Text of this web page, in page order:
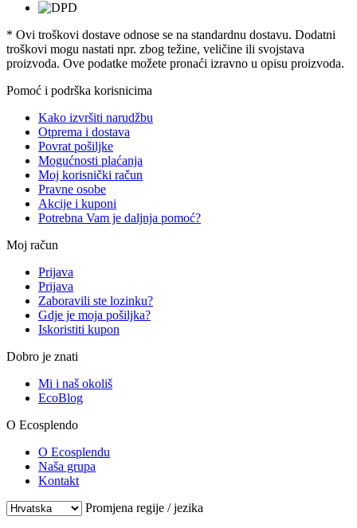
* Ovi troškovi dostave odnose se na standardnu ​​dostavu. Dodatni
troškovi mogu nastati npr. zbog težine, veličine ili svojstava
proizvoda. Ove podatke možete pronaći izravno u opisu proizvoda.
Pomoć i podrška korisnicima
Kako izvršiti narudžbu
Otprema i dostava
Povrat pošiljke
Mogućnosti plaćanja
Moj korisnički račun
Pravne osobe
Akcije i kuponi
Potrebna Vam je daljnja pomoć?
Moj račun
Prijava
Prijava
Zaboravili ste lozinku?
Gdje je moja pošiljka?
Iskoristiti kupon
Dobro je znati
Mi i naš okoliš
EcoBlog
O Ecosplendo
O Ecosplendu
Naša grupa
Kontakt
Promjena regije / jezika